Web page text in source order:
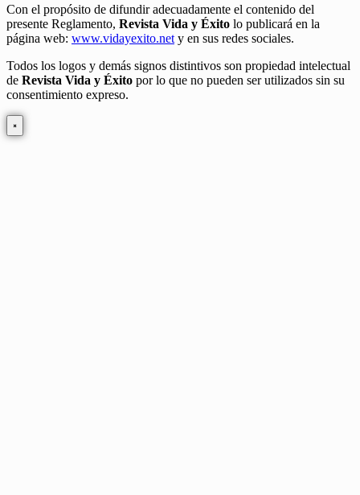
Con el propósito de difundir adecuadamente el contenido del
presente Reglamento, Revista Vida y Éxito lo publicará en la
página web: www.vidayexito.nety en sus redes sociales.
Todos los logos y demás signos distintivos son propiedad intelectual
de Revista Vida y Éxito por lo que no pueden ser utilizados sin su
consentimiento expreso.
×